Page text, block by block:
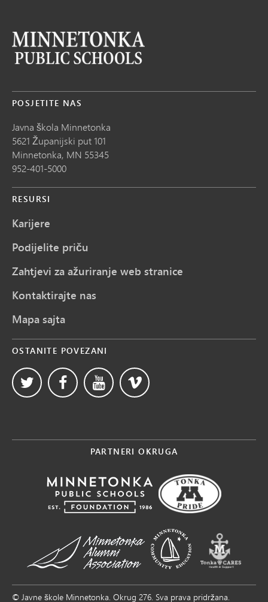
POSJETITE NAS
Javna škola Minnetonka
5621 Županijski put 101
Minnetonka, MN 55345
952-401-5000
RESURSI
Karijere
Podijelite priču
Zahtjevi za ažuriranje web stranice
Kontaktirajte nas
Mapa sajta
OSTANITE POVEZANI
PARTNERI OKRUGA
© Javne škole Minnetonka. Okrug 276. Sva prava pridržana.